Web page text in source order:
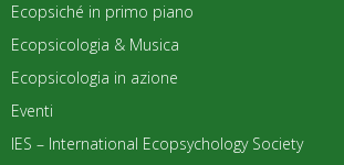
Ecopsiché in primo piano
Ecopsicologia & Musica
Ecopsicologia in azione
Eventi
IES – International Ecopsychology Society